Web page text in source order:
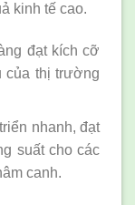
kinh tế cao.
đạt kích cỡ
của thị trường
nhanh, đạt
suất cho các
canh.